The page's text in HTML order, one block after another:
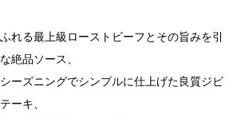
れる最上級ローストビーフとその旨みを引
絶品ソース、
ーズニングでシンプルに仕上げた良質ジビ
ーキ、